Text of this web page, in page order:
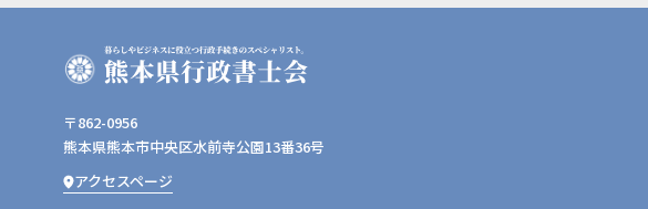
〒862-0956
熊本県熊本市中央区水前寺公園13番36号
アクセスページ